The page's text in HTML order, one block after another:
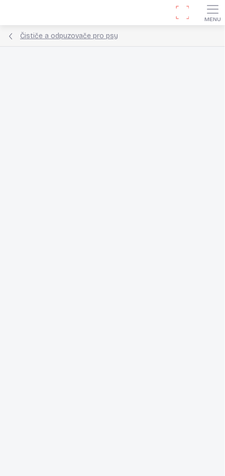
obsah
Hledat
Čističe a odpuzovače pro psy